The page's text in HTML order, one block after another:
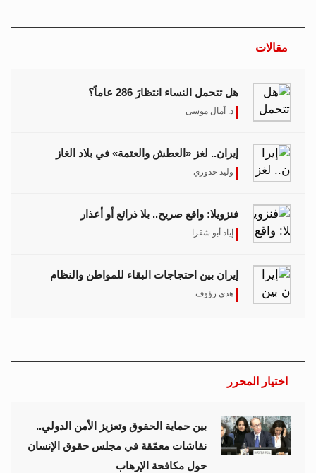
مقالات
هل تتحمل النساء انتظارَ 286 عاماً؟
د. آمال موسى
إيران.. لغز «العطش والعتمة» في بلاد الغاز
وليد خدوري
فنزويلا: واقع صريح.. بلا ذرائع أو أعذار
إياد أبو شقرا
إيران بين احتجاجات البقاء للمواطن والنظام
هدى رؤوف
اختيار المحرر
بين حماية الحقوق وتعزيز الأمن الدولي..
نقاشات معمّقة في مجلس حقوق الإنسان
حول مكافحة الإرهاب